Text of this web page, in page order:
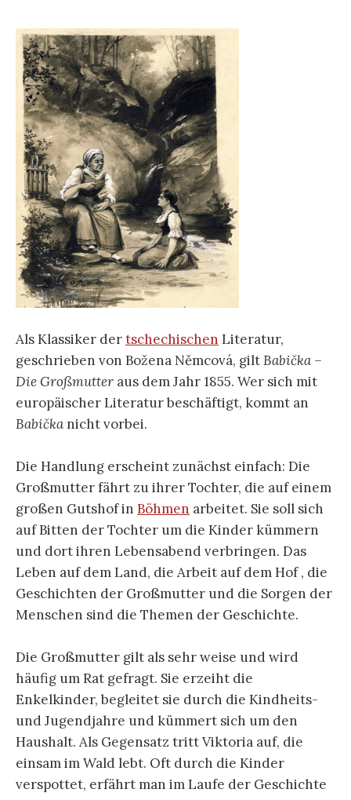
Als Klassiker dertschechischen Literatur,
geschrieben von Božena Němcová, giltBabička –
Die Großmutter aus dem Jahr 1855. Wer sich mit
europäischer Literatur beschäftigt, kommt an
Babička nicht vorbei.
Die Handlung erscheint zunächst einfach: Die
Großmutter fährt zu ihrer Tochter, die auf einem
großen Gutshof in Böhmen arbeitet. Sie soll sich
auf Bitten der Tochter um die Kinder kümmern
und dort ihren Lebensabend verbringen. Das
Leben auf dem Land, die Arbeit auf dem Hof , die
Geschichten der Großmutter und die Sorgen der
Menschen sind die Themen der Geschichte.
Die Großmutter gilt als sehr weise und wird
häufig um Rat gefragt. Sie erzeiht die
Enkelkinder, begleitet sie durch die Kindheits-
und Jugendjahre und kümmert sich um den
Haushalt. Als Gegensatz tritt Viktoria auf, die
einsam im Wald lebt. Oft durch die Kinder
verspottet, erfährt man im Laufe der Geschichte